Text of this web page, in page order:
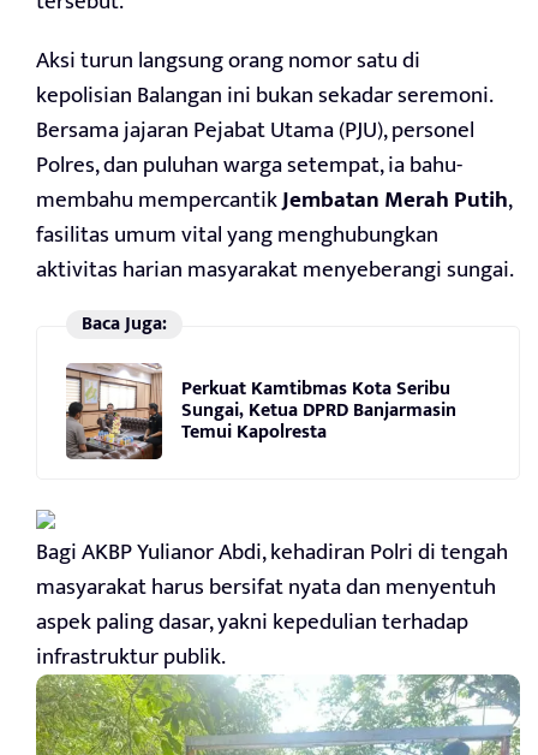
Aksi turun langsung orang nomor satu di
kepolisian Balangan ini bukan sekadar seremoni.
Bersama jajaran Pejabat Utama (PJU), personel
Polres, dan puluhan warga setempat, ia bahu-
membahu mempercantikJembatan Merah Putih,
fasilitas umum vital yang menghubungkan
aktivitas harian masyarakat menyeberangi sungai.
Baca Juga:
Perkuat Kamtibmas Kota Seribu
Sungai, Ketua DPRD Banjarmasin
Temui Kapolresta
Bagi AKBP Yulianor Abdi, kehadiran Polri di tengah
masyarakat harus bersifat nyata dan menyentuh
aspek paling dasar, yakni kepedulian terhadap
infrastruktur publik.